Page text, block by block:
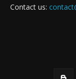
Contact us: